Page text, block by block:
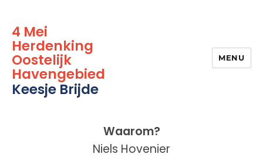
4 Mei
Herdenking
Oostelijk
Havengebied
Keesje Brijde
MENU
Waarom?
Niels Hovenier